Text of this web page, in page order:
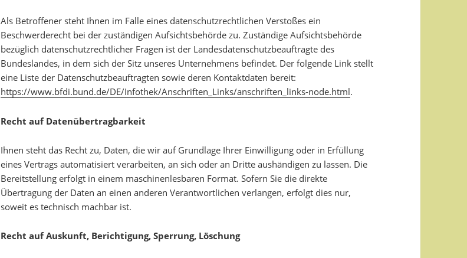
Als Betroffener steht Ihnen im Falle eines datenschutzrechtlichen Verstoßes ein
Beschwerderecht bei der zuständigen Aufsichtsbehörde zu. Zuständige Aufsichtsbehörde
bezüglich datenschutzrechtlicher Fragen ist der Landesdatenschutzbeauftragte des
Bundeslandes, in dem sich der Sitz unseres Unternehmens befindet. Der folgende Link stellt
eine Liste der Datenschutzbeauftragten sowie deren Kontaktdaten bereit:
https://www.bfdi.bund.de/DE/Infothek/Anschriften_Links/anschriften_links-node.html.
Recht auf Datenübertragbarkeit
Ihnen steht das Recht zu, Daten, die wir auf Grundlage Ihrer Einwilligung oder in Erfüllung
eines Vertrags automatisiert verarbeiten, an sich oder an Dritte aushändigen zu lassen. Die
Bereitstellung erfolgt in einem maschinenlesbaren Format. Sofern Sie die direkte
Übertragung der Daten an einen anderen Verantwortlichen verlangen, erfolgt dies nur,
soweit es technisch machbar ist.
Recht auf Auskunft, Berichtigung, Sperrung, Löschung